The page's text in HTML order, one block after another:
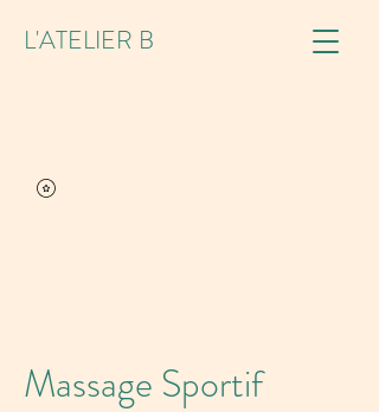
L'ATELIER B
Massage Sportif